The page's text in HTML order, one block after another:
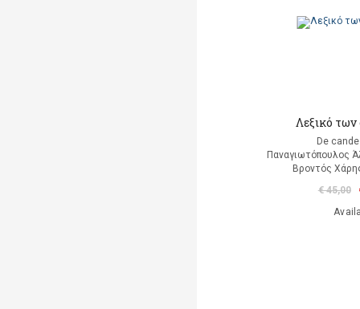
Λεξικό
De
Παναγιωτόπουλος
Βροντός
€ 45,00